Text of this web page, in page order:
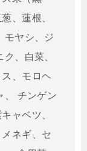
、蓮根、
モヤシ、ジ
、白菜、
、モロヘ
、 チンゲン
ャベツ、
ネギ、セ